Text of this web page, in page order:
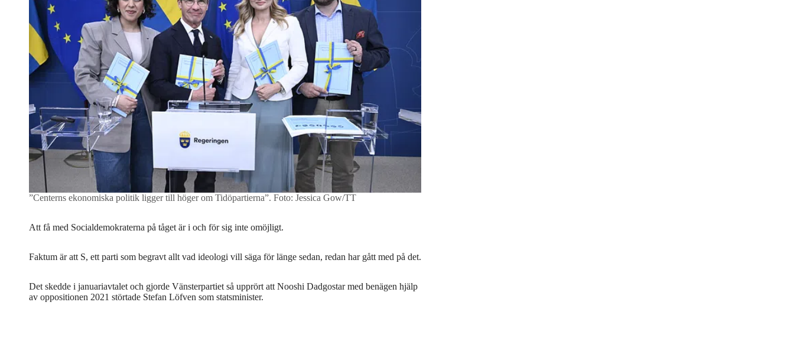
”Centerns ekonomiska politik ligger till höger om Tidöpartierna”. Foto: Jessica Gow/TT
Att få med Socialdemokraterna på tåget är i och för sig inte omöjligt.
Faktum är att S, ett parti som begravt allt vad ideologi vill säga för länge sedan, redan har gått med på det.
Det skedde i januariavtalet och gjorde Vänsterpartiet så upprört att Nooshi Dadgostar med benägen hjälp
av oppositionen 2021 störtade Stefan Löfven som statsminister.